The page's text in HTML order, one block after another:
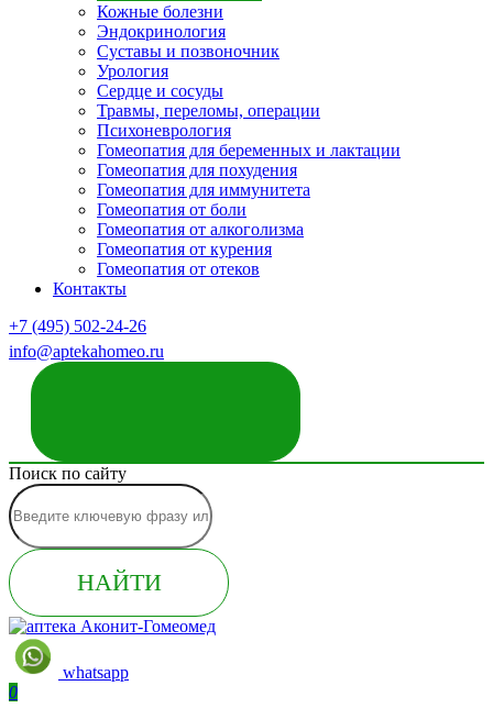
Кожные болезни
Эндокринология
Суставы и позвоночник
Урология
Сердце и сосуды
Травмы, переломы, операции
Психоневрология
Гомеопатия для беременных и лактации
Гомеопатия для похудения
Гомеопатия для иммунитета
Гомеопатия от боли
Гомеопатия от алкоголизма
Гомеопатия от курения
Гомеопатия от отеков
Контакты
+7 (495) 502-24-26
info@aptekahomeo.ru
Поиск по сайту
НАЙТИ
whatsapp
0